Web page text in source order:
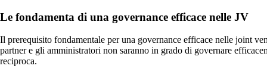
Le fondamenta di una governance efficace nelle JV
Il prerequisito fondamentale per una governance efficace nelle joint
partner e gli amministratori non saranno in grado di governare
reciproca.